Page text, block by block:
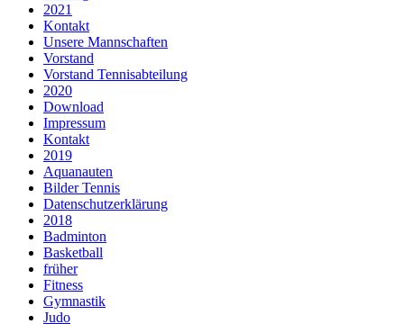
2021
Kontakt
Unsere Mannschaften
Vorstand
Vorstand Tennisabteilung
2020
Download
Impressum
Kontakt
2019
Aquanauten
Bilder Tennis
Datenschutzerklärung
2018
Badminton
Basketball
früher
Fitness
Gymnastik
Judo